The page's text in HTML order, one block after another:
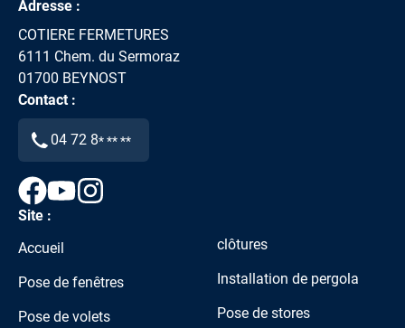
Adresse :
COTIERE FERMETURES
6111 Chem. du Sermoraz
01700 BEYNOST
Contact :
04 72 8* ** **
Site :
Accueil
Pose de fenêtres
Pose de volets
clôtures
Installation de pergola
Pose de stores